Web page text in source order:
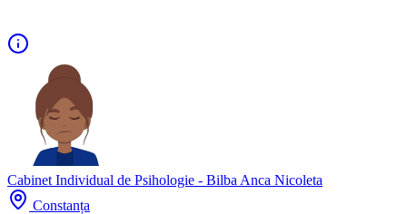
Cabinet Individual de Psihologie - Bilba Anca Nicoleta
Constanța